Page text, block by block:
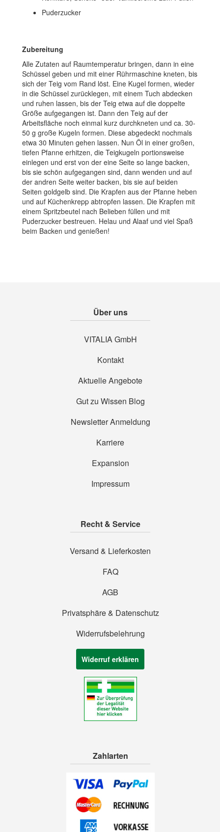
Puderzucker
Zubereitung
Alle Zutaten auf Raumtemperatur bringen, dann in eine
Schüssel geben und mit einer Rührmaschine kneten, bis
sich der Teig vom Rand löst. Eine Kugel formen, wieder
in die Schüssel zurücklegen, mit einem Tuch abdecken
und ruhen lassen, bis der Teig etwa auf die doppelte
Größe aufgegangen ist. Dann den Teig auf der
Arbeitsfläche noch einmal kurz durchkneten und ca. 30-
50 g große Kugeln formen. Diese abgedeckt nochmals
etwa 30 Minuten gehen lassen. Nun Öl in einer großen,
tiefen Pfanne erhitzen, die Teigkugeln portionsweise
einlegen und erst von der eine Seite so lange backen,
bis sie schön aufgegangen sind, dann wenden und auf
der andren Seite weiter backen, bis sie auf beiden
Seiten goldgelb sind. Die Krapfen aus der Pfanne heben
und auf Küchenkrepp abtropfen lassen. Die Krapfen mit
einem Spritzbeutel nach Belieben füllen und mit
Puderzucker bestreuen. Helau und Alaaf und viel Spaß
beim Backen und genießen!
Über uns
VITALIA GmbH
Kontakt
Aktuelle Angebote
Gut zu Wissen Blog
Newsletter Anmeldung
Karriere
Expansion
Impressum
Recht & Service
Versand & Lieferkosten
FAQ
AGB
Privatsphäre & Datenschutz
Widerrufsbelehrung
Widerruf erklären
Zahlarten